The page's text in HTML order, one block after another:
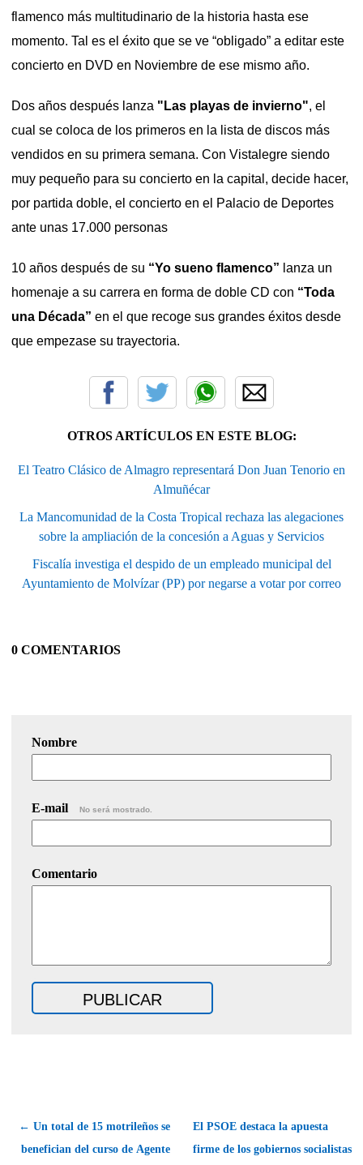
flamenco más multitudinario de la historia hasta ese
momento. Tal es el éxito que se ve “obligado” a editar este
concierto en DVD en Noviembre de ese mismo año.
Dos años después lanza "Las playas de invierno", el
cual se coloca de los primeros en la lista de discos más
vendidos en su primera semana. Con Vistalegre siendo
muy pequeño para su concierto en la capital, decide hacer,
por partida doble, el concierto en el Palacio de Deportes
ante unas 17.000 personas
10 años después de su “Yo sueno flamenco” lanza un
homenaje a su carrera en forma de doble CD con “Toda
una Década” en el que recoge sus grandes éxitos desde
que empezase su trayectoria.
OTROS ARTÍCULOS EN ESTE BLOG:
El Teatro Clásico de Almagro representará Don Juan Tenorio en
Almuñécar
La Mancomunidad de la Costa Tropical rechaza las alegaciones
sobre la ampliación de la concesión a Aguas y Servicios
Fiscalía investiga el despido de un empleado municipal del
Ayuntamiento de Molvízar (PP) por negarse a votar por correo
0 COMENTARIOS
Nombre
E-mail No será mostrado.
Comentario
← Un total de 15 motrileños se
benefician del curso de Agente
El PSOE destaca la apuesta
firme de los gobiernos socialistas